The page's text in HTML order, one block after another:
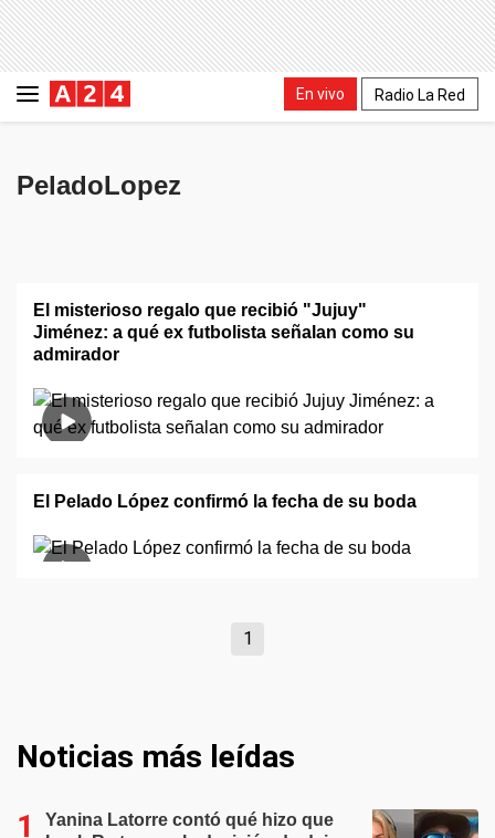
En vivo Radio La Red
PeladoLopez
El misterioso regalo que recibió "Jujuy"
Jiménez: a qué ex futbolista señalan como su
admirador
El Pelado López confirmó la fecha de su boda
1
Noticias más leídas
Yanina Latorre contó qué hizo que